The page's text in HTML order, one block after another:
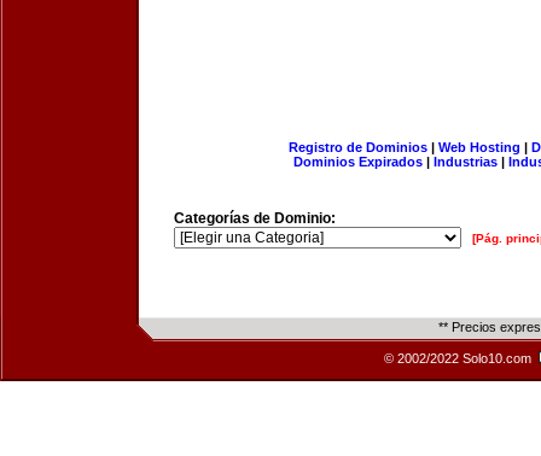
Registro de Dominios| Web Hosting |
Dominios Expirados | Industrias |
Categorías de Dominio:
[Pág.
** Precios
© 2002/2022 Solo10.com